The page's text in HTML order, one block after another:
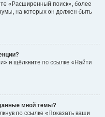
«Расширенный поиск», более
на которых он должен быть
и щёлкните по ссылке «Найти
мной темы?
по ссылке «Показать ваши